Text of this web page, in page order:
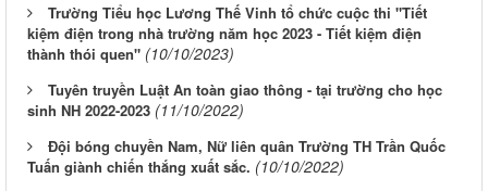
Trường Tiểu học Lương Thế Vinh tổ chức cuộc thi "Tiết
kiệm điện trong nhà trường năm học 2023 - Tiết kiệm điện
thành thói quen" (10/10/2023)
Tuyên truyền Luật An toàn giao thông - tại trường cho học
sinh NH 2022-2023 (11/10/2022)
Đội bóng chuyền Nam, Nữ liên quân Trường TH Trần Quốc
Tuấn giành chiến thắng xuất sắc. (10/10/2022)